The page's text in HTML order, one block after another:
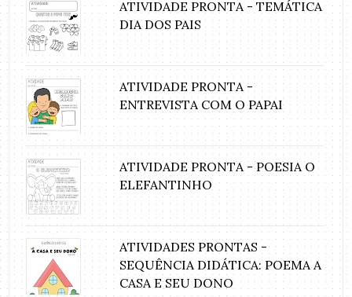
ATIVIDADE PRONTA - TEMÁTICA
DIA DOS PAIS
ATIVIDADE PRONTA -
ENTREVISTA COM O PAPAI
ATIVIDADE PRONTA - POESIA O
ELEFANTINHO
ATIVIDADES PRONTAS -
SEQUÊNCIA DIDÁTICA: POEMA A
CASA E SEU DONO